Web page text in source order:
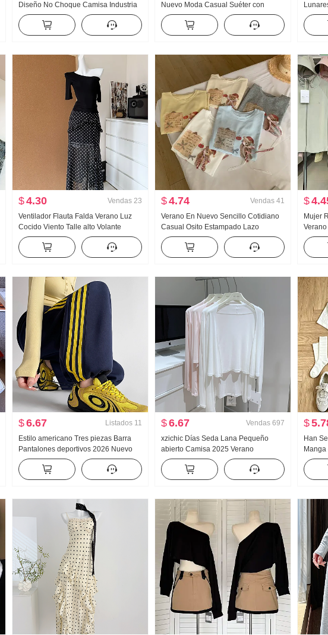
Diseño No Choque Camisa Industria
pesada Jacquard tejido de punto Top
Mujer Otoño Nuevo Adelgazante
Nuevo Moda Casual Suéter con
capucha Wei Pantalones Adelgazante
Conjunto Traje deportivo Mujer Moda
para
Viento
$4.30 Vendas 23
Ventilador Flauta Falda Verano Luz
Cocido Viento Talle alto Volante
Abertura Negro Lunares Falda Días
Seda Oblicuo Hombro Ropa
$4.74 Vendas 41
Verano En Nuevo Sencillo Cotidiano
Casual Osito Estampado Lazo
Holgado Nicho Manga corta Camiseta
Estilo coreano tejido de punto Top
$
Mujer
$6.67 Listados 11
Estilo americano Tres piezas Barra
Pantalones deportivos 2026 Nuevo
Otoño Talle alto Kuo Pierna Puño
ajustado Pantalones casuales Wei
Pantalones Pantalones cargo
$6.67 Vendas 697
xzichic Días Seda Lana Pequeño
abierto Camisa 2025 Verano
HOLGAZÁN Viento Top Nuevo tejido
de punto Caída Hombro Fino Abrigo
para mujer
$
Han